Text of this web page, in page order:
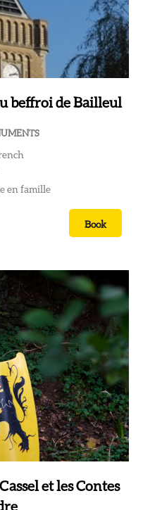
beffroi de Bailleul
en famille
Book
et les Contes